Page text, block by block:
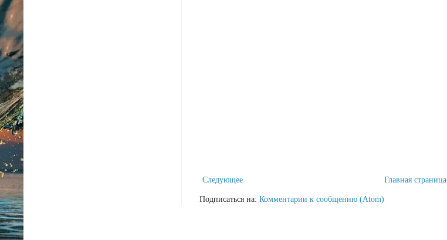
Следующее Главная страница
Подписаться на: Комментарии к сообщению (Atom)